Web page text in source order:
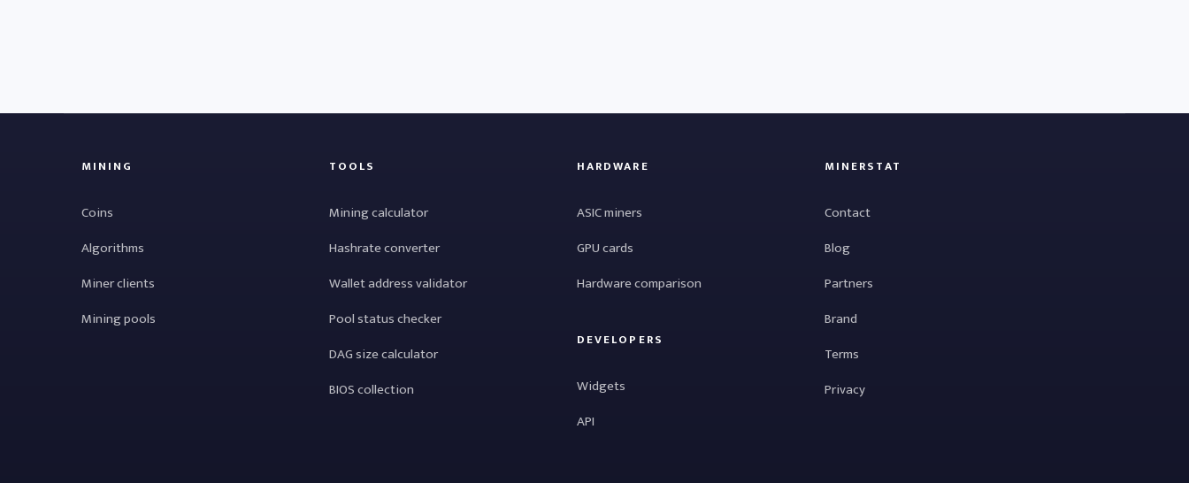
MINING
Coins
Algorithms
Miner clients
Mining pools
TOOLS
Mining calculator
Hashrate converter
Wallet address validator
Pool status checker
DAG size calculator
BIOS collection
HARDWARE
ASIC miners
GPU cards
Hardware comparison
DEVELOPERS
Widgets
API
MINERSTAT
Contact
Blog
Partners
Brand
Terms
Privacy